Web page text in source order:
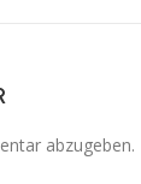
abzugeben.